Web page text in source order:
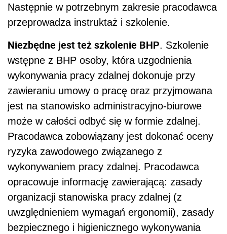
Następnie w potrzebnym zakresie pracodawca
przeprowadza instruktaż i szkolenie.
Niezbędne jest też szkolenie BHP. Szkolenie
wstępne z BHP osoby, która uzgodnienia
wykonywania pracy zdalnej dokonuje przy
zawieraniu umowy o pracę oraz przyjmowana
jest na stanowisko administracyjno-biurowe
może w całości odbyć się w formie zdalnej.
Pracodawca zobowiązany jest dokonać oceny
ryzyka zawodowego związanego z
wykonywaniem pracy zdalnej. Pracodawca
opracowuje informację zawierającą: zasady
organizacji stanowiska pracy zdalnej (z
uwzględnieniem wymagań ergonomii), zasady
bezpiecznego i higienicznego wykonywania